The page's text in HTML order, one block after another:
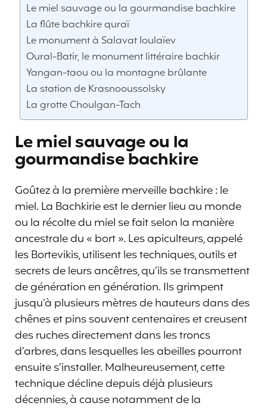
Le miel sauvage ou la gourmandise bachkire
La flûte bachkire quraï
Le monument à Salavat Ioulaïev
Oural-Batir, le monument littéraire bachkir
Yangan-taou ou la montagne brûlante
La station de Krasnooussolsky
La grotte Choulgan-Tach
Le miel sauvage ou la
gourmandise bachkire
Goûtez à la première merveille bachkire : le
miel. La Bachkirie est le dernier lieu au monde
ou la récolte du miel se fait selon la manière
ancestrale du « bort ». Les apiculteurs, appelé
les Bortevikis, utilisent les techniques, outils et
secrets de leurs ancêtres, qu’ils se transmettent
de génération en génération. Ils grimpent
jusqu’à plusieurs mètres de hauteurs dans des
chênes et pins souvent centenaires et creusent
des ruches directement dans les troncs
d’arbres, dans lesquelles les abeilles pourront
ensuite s’installer. Malheureusement, cette
technique décline depuis déjà plusieurs
décennies, à cause notamment de la